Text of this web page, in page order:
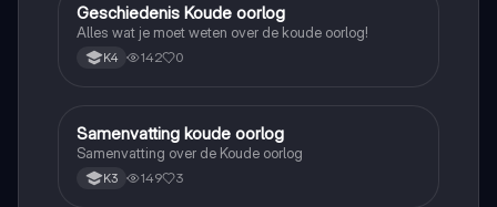
Geschiedenis
Geschiedenis Koude oorlog
Alles wat je moet weten over de koude oorlog!
K4 142 0
Geschiedenis
Samenvatting koude oorlog
Samenvatting over de Koude oorlog
K3 149 3